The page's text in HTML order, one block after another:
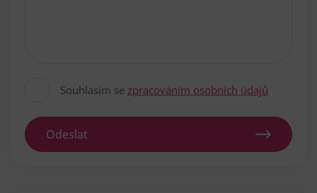
Souhlasím se zpracováním osobních údajů
Odeslat